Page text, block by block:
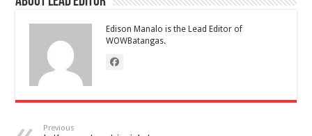
Edison Manalo is the Lead Editor of
WOWBatangas.
Previous